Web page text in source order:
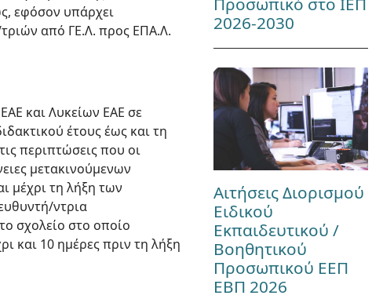
εφόσον υπάρχει
από ΓΕ.Λ. προς ΕΠΑ.Λ.
και Λυκείων ΕΑΕ σε
έτους έως και τη
περιπτώσεις που οι
μετακινούμενων
μέχρι τη λήξη των
ντρια
σχολείο στο οποίο
και 10 ημέρες πριν τη λήξη
2026-2030
Αιτήσεις Διορισμού
Ειδικού
Εκπαιδευτικού /
Βοηθητικού
Προσωπικού ΕΕΠ
ΕΒΠ 2026